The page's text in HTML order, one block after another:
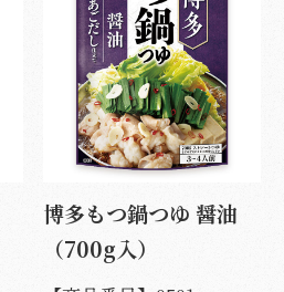
博多もつ鍋つゆ 醤油
（700g入）